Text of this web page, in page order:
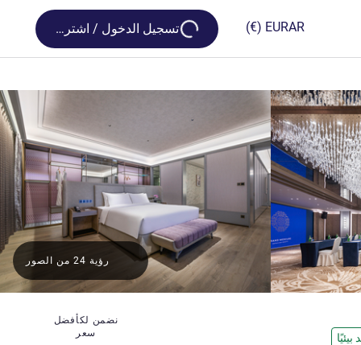
AR
EUR
(€)
Loading...
تسجيل الدخول / اشترك
نضمن لكأفضل
سعر
رؤية 24 من الصور